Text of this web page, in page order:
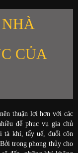
CỦA
thuận lợi hơn với các
để phục vụ gia chủ
tà khí, tẩy uế, đuổi côn
Bởi trong phong thủy cho